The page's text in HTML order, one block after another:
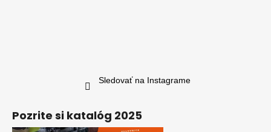
Sledovať na Instagrame
Pozrite si katalóg 2025